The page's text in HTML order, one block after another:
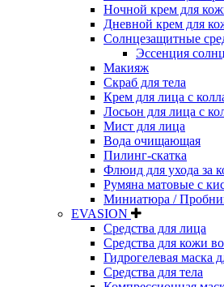
Ночной крем для
Дневной крем для
Солнцезащитные
Эссенция
Макияж
Скраб для тела
Крем для лица с
Лосьон для лица с
Мист для лица
Вода очищающая
Пилинг-скатка
Флюид для ухода за
Румяна матовые с
Миниатюра /
EVASION
Средства для лица
Средства для кожи
Гидрогелевая маска
Средства для тела